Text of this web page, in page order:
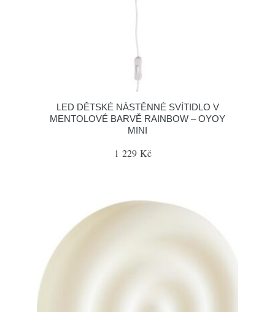
LED DĚTSKÉ NÁSTĚNNÉ SVÍTIDLO V
MENTOLOVÉ BARVĚ RAINBOW – OYOY
MINI
1 229 Kč